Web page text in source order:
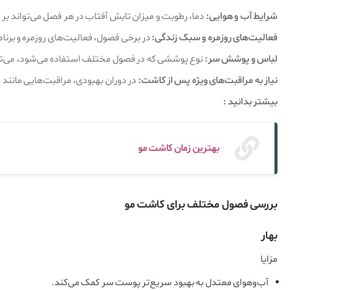
شرایط آب‌ و هوایی: دما، رطوبت و میزان تابش آفتاب در هر فصل می‌تواند
فعالیت‌های روزمره و سبک زندگی:در برخی فصول، فعالیت‌های روزمره و
لباس و پوشش سر:نوع پوششی که در فصول مختلف استفاده می‌شود،
نیاز به مراقبت‌های ویژه پس از کاشت: در دوران بهبودی، مراقبت‌هایی
بیشتر بدانید :
بهترین زمان کاشت مو
بررسی فصول مختلف برای کاشت مو
بهار
مزایا
آب‌وهوای معتدل به بهبود سریع‌تر پوست سر کمک می‌کند.